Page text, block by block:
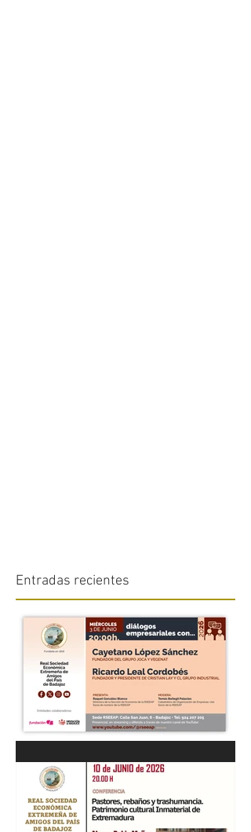
Entradas recientes
“DIÁLOGOS EMPRESARIALES
CON...” Cayetano López
Sánchez y Ricardo Leal